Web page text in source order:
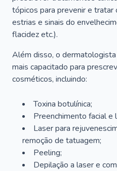
tópicos para prevenir e tratar
estrias e sinais do
flacidez etc.).
Além disso, o
mais capacitado para
cosméticos, incluindo:
Toxina botulínica;
Preenchimento facial e
Laser para
remoção de tatuagem;
Peeling;
Depilação a laser e